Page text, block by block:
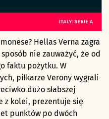
Hellas Verna zagra
nie zauważyć, że od
faktu pożytku. W
piłkarze Verony wygrali
dużo słabszej
z kolei, prezentuje się
punktów po dwóch